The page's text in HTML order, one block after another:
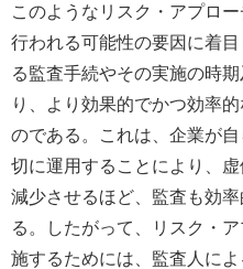
このようなリスク・アプロ
行われる可能性の要因に着
る監査手続やその実施の時
り、より効果的でかつ効率
のである。これは、企業が
切に運用することにより、
減少させるほど、監査も効
る。したがって、リスク・
施するためには、監査人に